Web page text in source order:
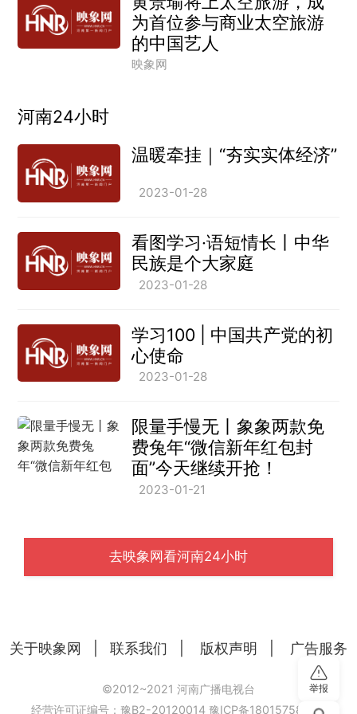
为首位参与商业太空旅游
的中国艺人
映象网
河南24小时
温暖牵挂｜“夯实实体经济”
2023-01-28
看图学习·语短情长丨中华
民族是个大家庭
2023-01-28
学习100 | 中国共产党的初
心使命
2023-01-28
限量手慢无丨象象两款免
费兔年“微信新年红包封
面”今天继续开抢！
2023-01-21
去映象网看河南24小时
关于映象网 联系我们 版权声明 广告服务
©2012~2021 河南广播电视台
经营许可证编号：豫B2-20120014 豫ICP备18015758号-6
举报